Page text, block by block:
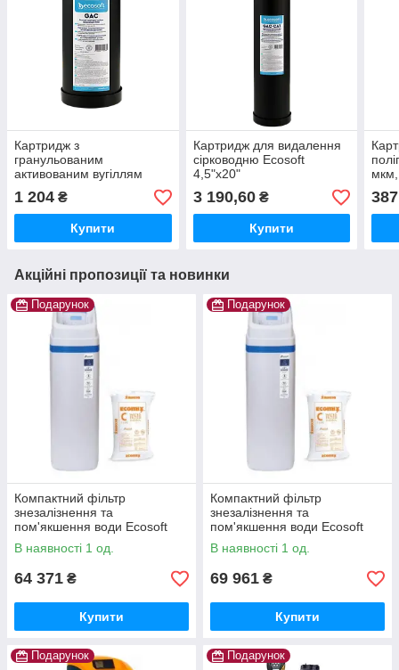
Картридж з
гранульованим
активованим вугіллям
Ecosoft 4,5"х10" (від
хлору)
1 204 ₴
Купити
Картридж для видалення
сірководню Ecosoft
4,5"х20"
3 190,60₴
Купити
387
Акційні пропозиції та новинки
Подарунок
Компактний фільтр
знезалізнення та
пом'якшення води Ecosoft
Titanium Gold 250
В наявності 1 од.
64 371 ₴
Купити
Подарунок
Компактний фільтр
знезалізнення та
пом'якшення води Ecosoft
Titanium Gold 370
В наявності 1 од.
69 961 ₴
Купити
Подарунок Подарунок